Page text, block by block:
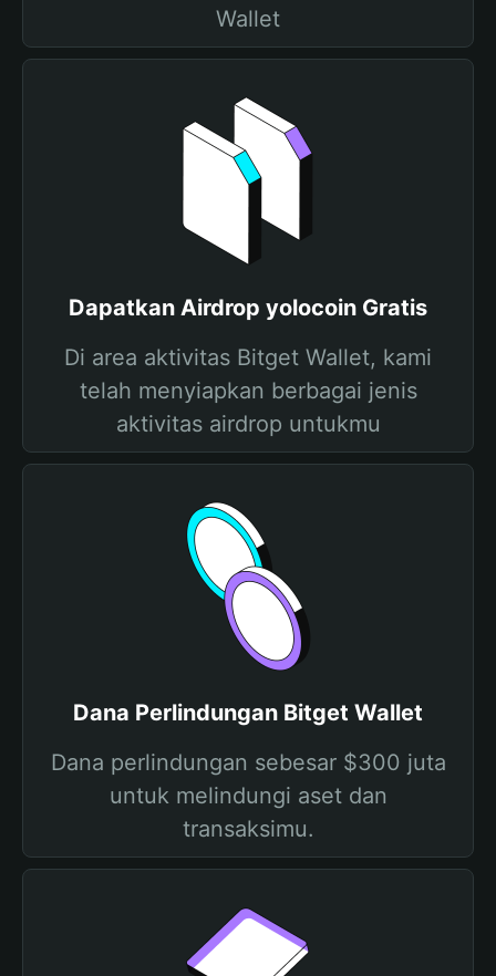
Wallet
Dapatkan Airdrop yolocoin Gratis
Di area aktivitas Bitget Wallet, kami
telah menyiapkan berbagai jenis
aktivitas airdrop untukmu
Dana Perlindungan Bitget Wallet
Dana perlindungan sebesar $300 juta
untuk melindungi aset dan
transaksimu.